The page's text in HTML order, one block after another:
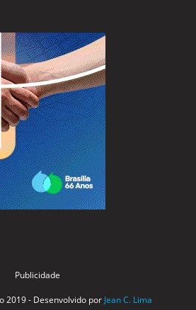
Publicidade
2019 - Desenvolvido por Jean C. Lima